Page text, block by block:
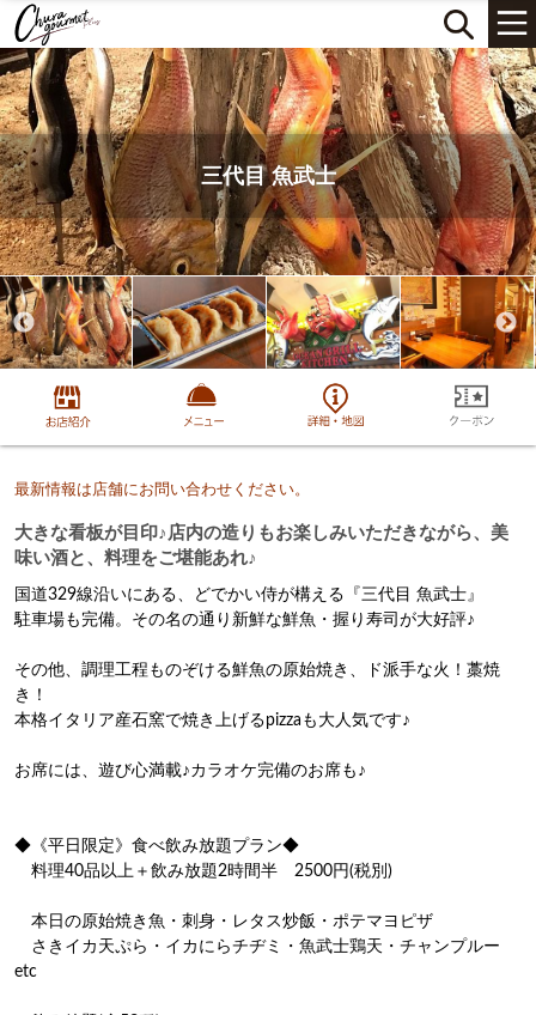
三代目 魚武士
最新情報は店舗にお問い合わせください。
大きな看板が目印♪店内の造りもお楽しみいただきながら、美
味い酒と、料理をご堪能あれ♪
国道329線沿いにある、どでかい侍が構える『三代目 魚武士』
駐車場も完備。その名の通り新鮮な鮮魚・握り寿司が大好評♪
その他、調理工程ものぞける鮮魚の原始焼き、ド派手な火！藁焼
き！
本格イタリア産石窯で焼き上げるpizzaも大人気です♪
お席には、遊び心満載♪カラオケ完備のお席も♪
◆《平日限定》食べ飲み放題プラン◆
料理40品以上＋飲み放題2時間半　2500円(税別)
本日の原始焼き魚・刺身・レタス炒飯・ポテマヨピザ
さきイカ天ぷら・イカにらチヂミ・魚武士鶏天・チャンプルー
etc